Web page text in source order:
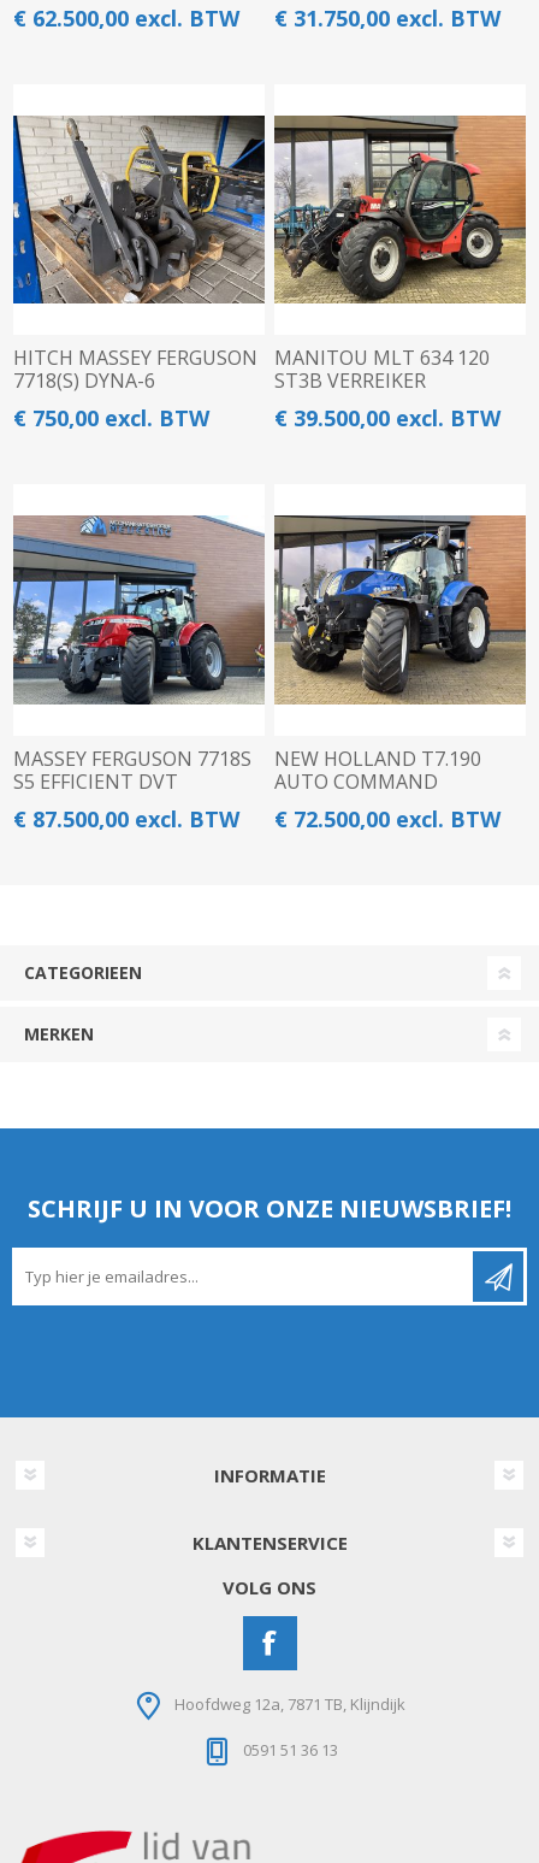
€ 62.500,00 excl. BTW € 31.750,00 excl. BTW
HITCH MASSEY FERGUSON
7718(S) DYNA-6
€ 750,00 excl. BTW
MANITOU MLT 634 120
ST3B VERREIKER
€ 39.500,00 excl. BTW
MASSEY FERGUSON 7718S
S5 EFFICIENT DVT
€ 87.500,00 excl. BTW
NEW HOLLAND T7.190
AUTO COMMAND
€ 72.500,00 excl. BTW
CATEGORIEEN
MERKEN
SCHRIJF U IN VOOR ONZE NIEUWSBRIEF!
INFORMATIE
KLANTENSERVICE
VOLG ONS
Hoofdweg 12a, 7871 TB, Klijndijk
0591 51 36 13